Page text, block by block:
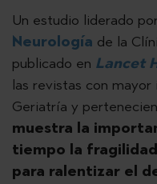
Un estudio liderado
Neurología de la
publicado en Lancet
las revistas con
Geriatría y
muestra la
tiempo la
para ralentizar el